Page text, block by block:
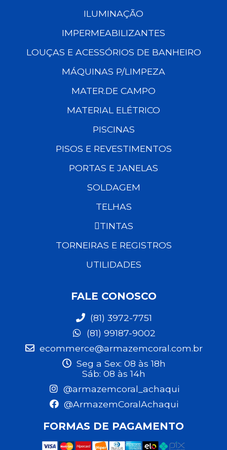
ILUMINAÇÃO
IMPERMEABILIZANTES
LOUÇAS E ACESSÓRIOS DE BANHEIRO
MÁQUINAS P/LIMPEZA
MATER.DE CAMPO
MATERIAL ELÉTRICO
PISCINAS
PISOS E REVESTIMENTOS
PORTAS E JANELAS
SOLDAGEM
TELHAS
TINTAS
TORNEIRAS E REGISTROS
UTILIDADES
FALE CONOSCO
(81) 3972-7751
(81) 99187-9002
ecommerce@armazemcoral.com.br
Seg a Sex: 08 às 18h
Sáb: 08 às 14h
@armazemcoral_achaqui
@ArmazemCoralAchaqui
FORMAS DE PAGAMENTO